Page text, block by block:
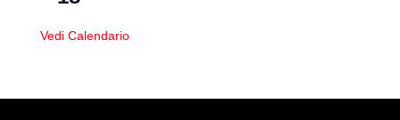
Vedi Calendario